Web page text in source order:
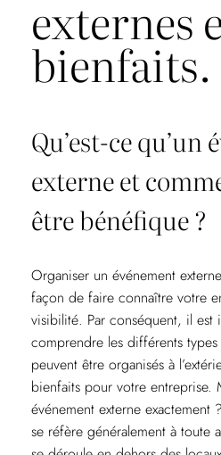
externes
bienfaits.
Qu’est-ce qu’un
externe et
être bénéfique ?
Organiser un événement
façon de faire connaître votre
visibilité. Par conséquent, il est
comprendre les différents types
peuvent être organisés à
bienfaits pour votre entreprise.
événement externe exactement
se réfère généralement à toute